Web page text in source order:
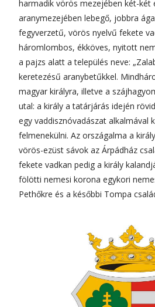
harmadik vörös mezejében két-két
aranymezejében lebegő, jobbra
fegyverzetű, vörös nyelvű fekete
háromlombos, ékköves, nyitott
a pajzs alatt a település neve:
keretezésű aranybetűkkel.
magyar királyra, illetve a
utal: a király a tatárjárás idején
egy vaddisznóvadászat alkalmával
felmenekülni. Az országalma a
vörös-ezüst sávok az Árpádház
fekete vadkan pedig a király
fölötti nemesi korona egykori
Pethőkre és a későbbi Tompa